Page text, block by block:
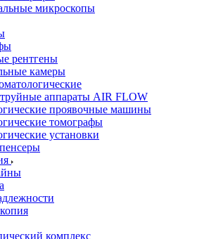
микроскопы
рентгены
камеры
аппараты AIR FLOW
проявочные машины
томографы
установки
комплекс